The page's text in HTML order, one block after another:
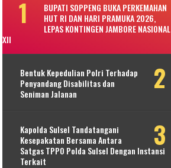
BUPATI SOPPENG BUKA PERKEMAHAN
HUT RI DAN HARI PRAMUKA 2026,
LEPAS KONTINGEN JAMBORE NASIONAL
XII
Bentuk Kepedulian Polri Terhadap
Penyandang Disabilitas dan
Seniman Jalanan
Kapolda Sulsel Tandatangani
Kesepakatan Bersama Antara
Satgas TPPO Polda Sulsel Dengan Instansi
Terkait